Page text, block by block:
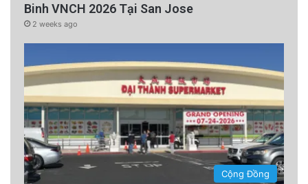
Binh VNCH 2026 Tại San Jose
2 weeks ago
Cộng Đồng